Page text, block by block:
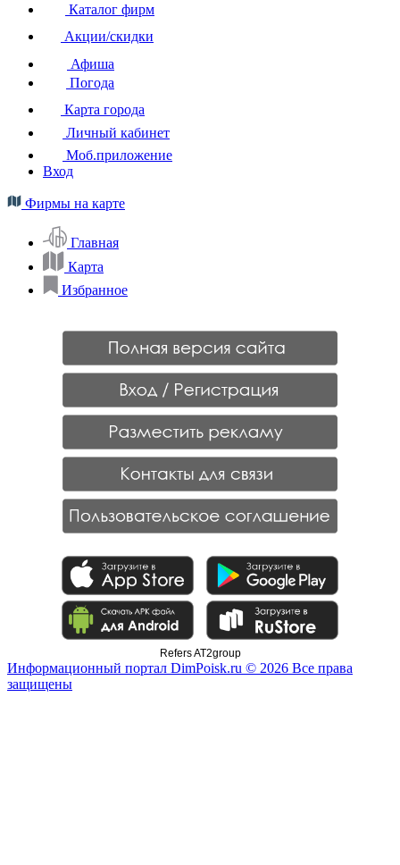
Каталог фирм
Акции/скидки
Афиша
Погода
Карта города
Личный кабинет
Моб.приложение
Вход
Фирмы на карте
Главная
Карта
Избранное
Refers AT2group
Информационный портал DimPoisk.ru © 2026 Все права
защищены